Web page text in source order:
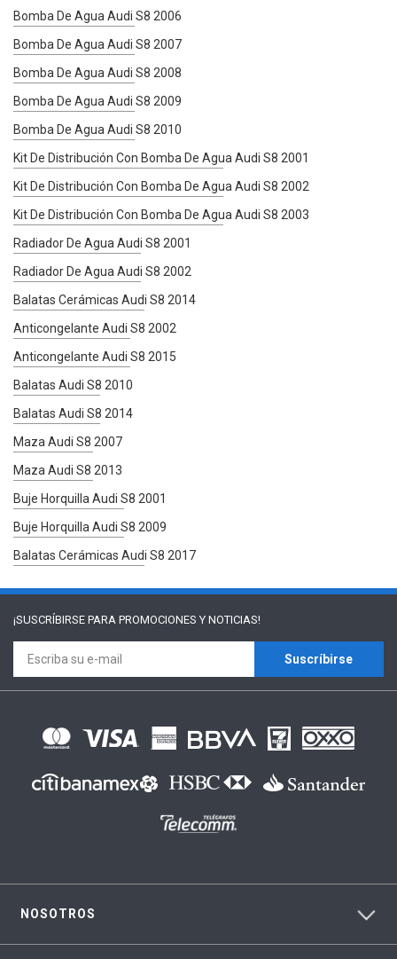
Bomba De Agua Audi S8 2006
Bomba De Agua Audi S8 2007
Bomba De Agua Audi S8 2008
Bomba De Agua Audi S8 2009
Bomba De Agua Audi S8 2010
Kit De Distribución Con Bomba De Agua Audi S8 2001
Kit De Distribución Con Bomba De Agua Audi S8 2002
Kit De Distribución Con Bomba De Agua Audi S8 2003
Radiador De Agua Audi S8 2001
Radiador De Agua Audi S8 2002
Balatas Cerámicas Audi S8 2014
Anticongelante Audi S8 2002
Anticongelante Audi S8 2015
Balatas Audi S8 2010
Balatas Audi S8 2014
Maza Audi S8 2007
Maza Audi S8 2013
Buje Horquilla Audi S8 2001
Buje Horquilla Audi S8 2009
Balatas Cerámicas Audi S8 2017
¡SUSCRÍBIRSE PARA PROMOCIONES Y NOTICIAS!
Suscríbirse
NOSOTROS